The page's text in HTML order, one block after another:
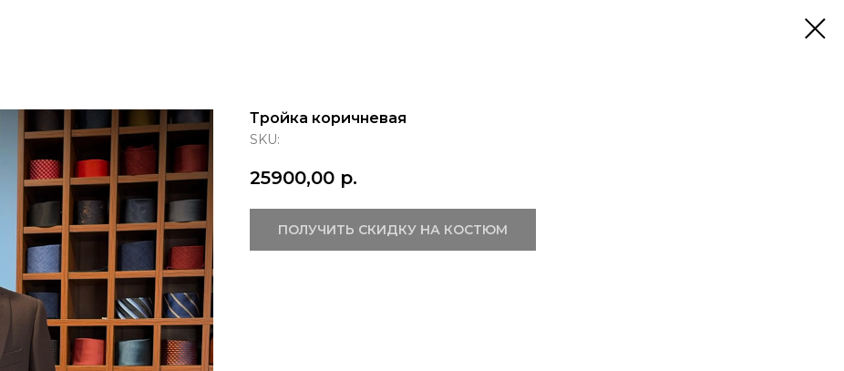
Тройка коричневая
SKU:
25900,00 р.
ПОЛУЧИТЬ СКИДКУ НА КОСТЮМ